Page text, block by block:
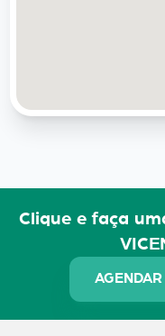
Clique e faça